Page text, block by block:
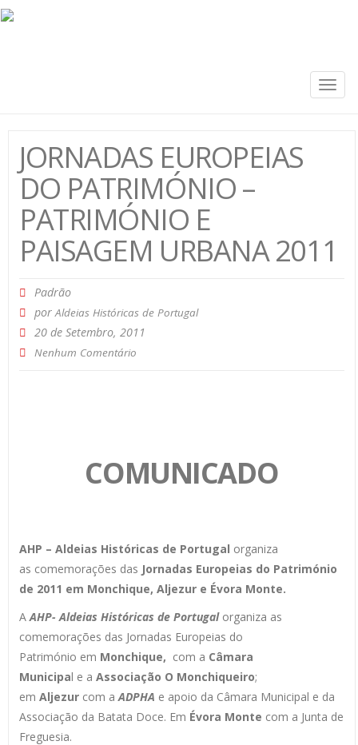
JORNADAS EUROPEIAS
DO PATRIMÓNIO –
PATRIMÓNIO E
PAISAGEM URBANA 2011
Padrão
porAldeias Históricas de Portugal
20 de Setembro, 2011
Nenhum Comentário
COMUNICADO
AHP – Aldeias Históricas de Portugal organiza
as comemorações das Jornadas Europeias do Património
de 2011 em Monchique, Aljezur e Évora Monte.
AAHP- Aldeias Históricas de Portugalorganiza as
comemorações das Jornadas Europeias do
Património em Monchique, com a Câmara
Municipal e a Associação O Monchiqueiro;
em Aljezur com aADPHA e apoio da Câmara Municipal e da
Associação da Batata Doce. Em Évora Monte com a Junta de
Freguesia.